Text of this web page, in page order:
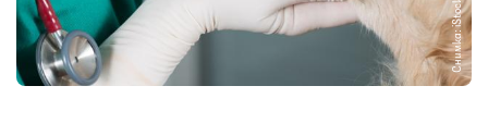
Снимка: iStock